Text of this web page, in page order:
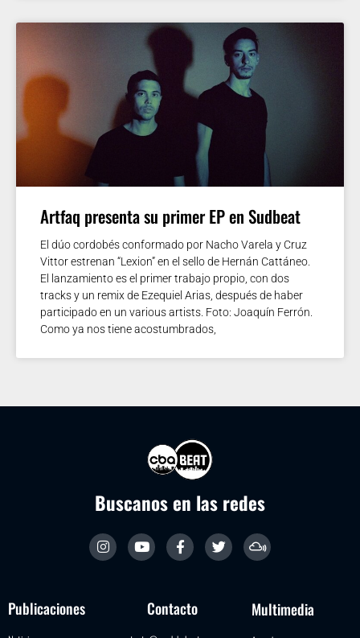
Artfaq presenta su primer EP en Sudbeat
El dúo cordobés conformado por Nacho Varela y Cruz
Vittor estrenan “Lexion” en el sello de Hernán Cattáneo.
El lanzamiento es el primer trabajo propio, con dos
tracks y un remix de Ezequiel Arias, después de haber
participado en un various artists. Foto: Joaquín Ferrón.
Como ya nos tiene acostumbrados,
Buscanos en las redes
Publicaciones Contacto Multimedia